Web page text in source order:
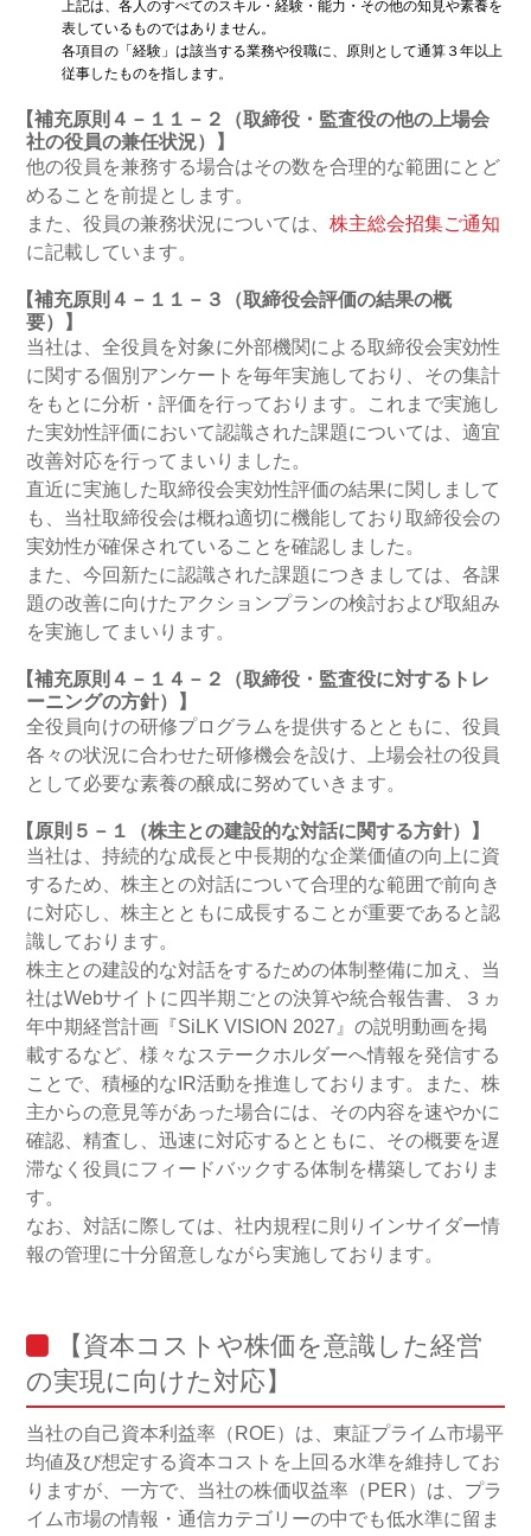
上記は、各人のすべてのスキル・経験・能力・その他の知見や素養を
表しているものではありません。
各項目の「経験」は該当する業務や役職に、原則として通算３年以上
従事したものを指します。
【補充原則４－１１－２（取締役・監査役の他の上場会
社の役員の兼任状況）】
他の役員を兼務する場合はその数を合理的な範囲にとど
めることを前提とします。
また、役員の兼務状況については、株主総会招集ご通知
に記載しています。
【補充原則４－１１－３（取締役会評価の結果の概
要）】
当社は、全役員を対象に外部機関による取締役会実効性
に関する個別アンケートを毎年実施しており、その集計
をもとに分析・評価を行っております。これまで実施し
た実効性評価において認識された課題については、適宜
改善対応を行ってまいりました。
直近に実施した取締役会実効性評価の結果に関しまして
も、当社取締役会は概ね適切に機能しており取締役会の
実効性が確保されていることを確認しました。
また、今回新たに認識された課題につきましては、各課
題の改善に向けたアクションプランの検討および取組み
を実施してまいります。
【補充原則４－１４－２（取締役・監査役に対するトレ
ーニングの方針）】
全役員向けの研修プログラムを提供するとともに、役員
各々の状況に合わせた研修機会を設け、上場会社の役員
として必要な素養の醸成に努めていきます。
【原則５－１（株主との建設的な対話に関する方針）】
当社は、持続的な成長と中長期的な企業価値の向上に資
するため、株主との対話について合理的な範囲で前向き
に対応し、株主とともに成長することが重要であると認
識しております。
株主との建設的な対話をするための体制整備に加え、当
社はWebサイトに四半期ごとの決算や統合報告書、３ヵ
年中期経営計画『SiLK VISION 2027』の説明動画を掲
載するなど、様々なステークホルダーへ情報を発信する
ことで、積極的なIR活動を推進しております。また、株
主からの意見等があった場合には、その内容を速やかに
確認、精査し、迅速に対応するとともに、その概要を遅
滞なく役員にフィードバックする体制を構築しておりま
す。
なお、対話に際しては、社内規程に則りインサイダー情
報の管理に十分留意しながら実施しております。
【資本コストや株価を意識した経営
の実現に向けた対応】
当社の自己資本利益率（ROE）は、東証プライム市場平
均値及び想定する資本コストを上回る水準を維持してお
りますが、一方で、当社の株価収益率（PER）は、プラ
イム市場の情報・通信カテゴリーの中でも低水準に留ま